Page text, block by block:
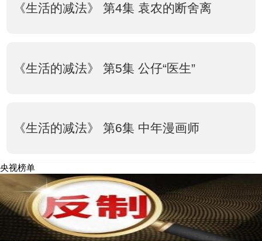
《生活的减法》 第4集 袁农的断舍离
《生活的减法》 第5集 公仔“医生”
《生活的减法》 第6集 中年漫画师
央视榜单